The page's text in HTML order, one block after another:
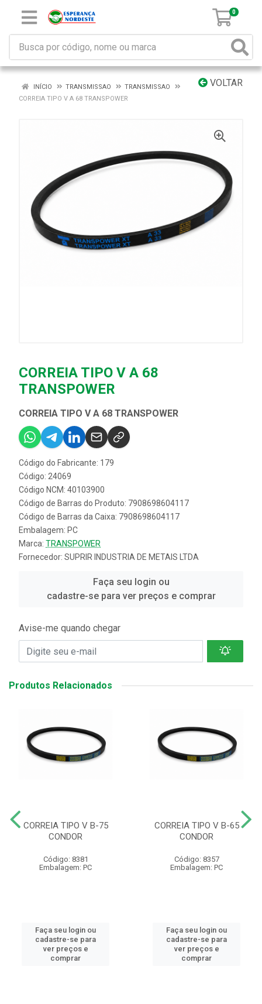
0
VOLTAR
INÍCIO TRANSMISSAO
TRANSMISSAO
CORREIA TIPO V A 68 TRANSPOWER
CORREIA TIPO V A 68
TRANSPOWER
CORREIA TIPO V A 68 TRANSPOWER
Código do Fabricante: 179
Código: 24069
Código NCM: 40103900
Código de Barras do Produto: 7908698604117
Código de Barras da Caixa: 7908698604117
Embalagem: PC
Marca: TRANSPOWER
Fornecedor: SUPRIR INDUSTRIA DE METAIS LTDA
Faça seu login ou
cadastre-se para ver preços e comprar
Avise-me quando chegar
Produtos Relacionados
CORREIA TIPO V B-75
CONDOR
Código: 8381
Embalagem: PC
Faça seu login ou
cadastre-se para
ver preços e
comprar
CORREIA TIPO V B-65
CONDOR
Código: 8357
Embalagem: PC
Faça seu login ou
cadastre-se para
ver preços e
comprar